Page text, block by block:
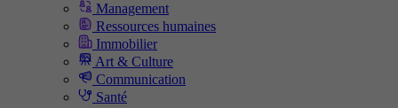
Management
Ressources humaines
Immobilier
Art & Culture
Communication
Santé